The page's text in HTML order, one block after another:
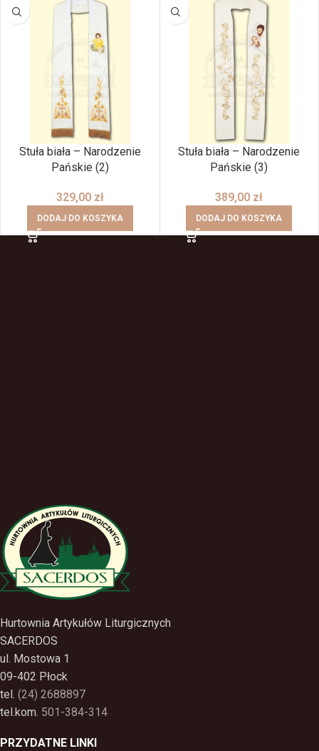
Stuła biała – Narodzenie
Pańskie (2)
329,00 zł
DODAJ DO KOSZYKA
Stuła biała – Narodzenie
Pańskie (3)
389,00 zł
DODAJ DO KOSZYKA
Hurtownia Artykułów Liturgicznych
SACERDOS
ul. Mostowa 1
09-402 Płock
tel. (24) 2688897
tel.kom. 501-384-314
PRZYDATNE LINKI